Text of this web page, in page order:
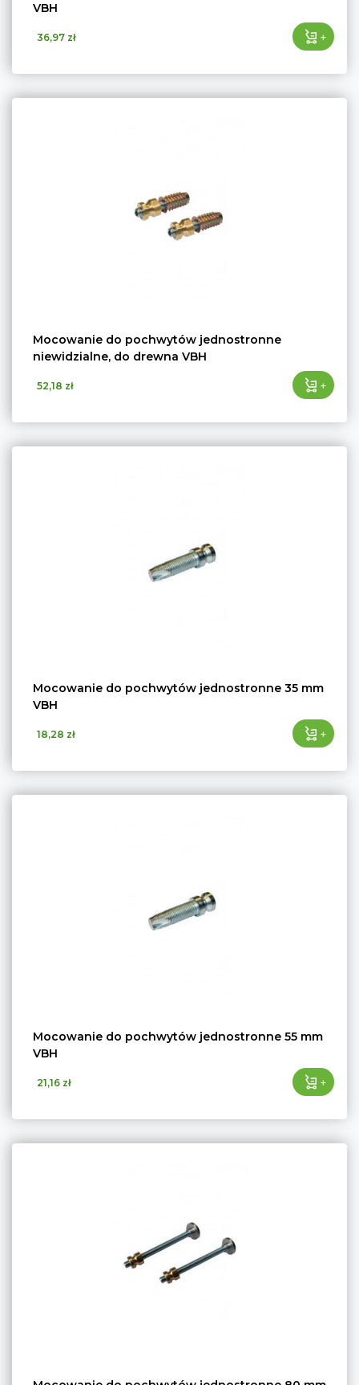
VBH
36,97 zł +
Mocowanie do pochwytów jednostronne
niewidzialne, do drewna VBH
52,18 zł +
Mocowanie do pochwytów jednostronne 35 mm
VBH
18,28 zł +
Mocowanie do pochwytów jednostronne 55 mm
VBH
21,16 zł +